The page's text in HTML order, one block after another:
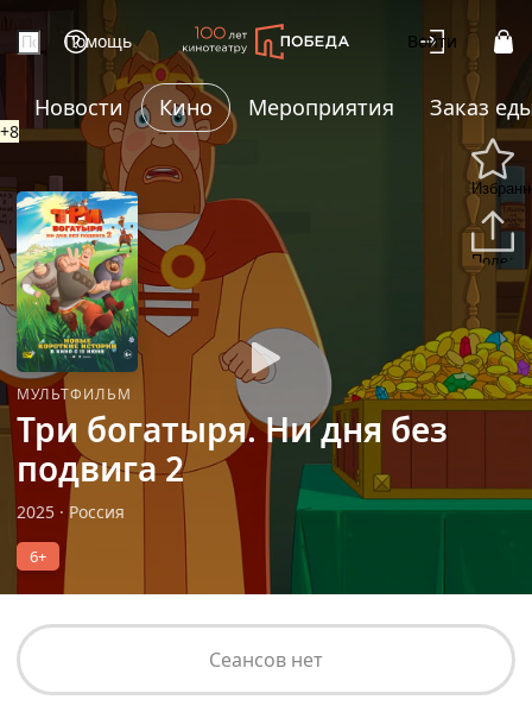
Помощь Войти
Новости Кино Мероприятия Заказ
+8
МУЛЬТФИЛЬМ
Три богатыря. Ни дня без
подвига 2
2025 · Россия
6+
Сеансов нет